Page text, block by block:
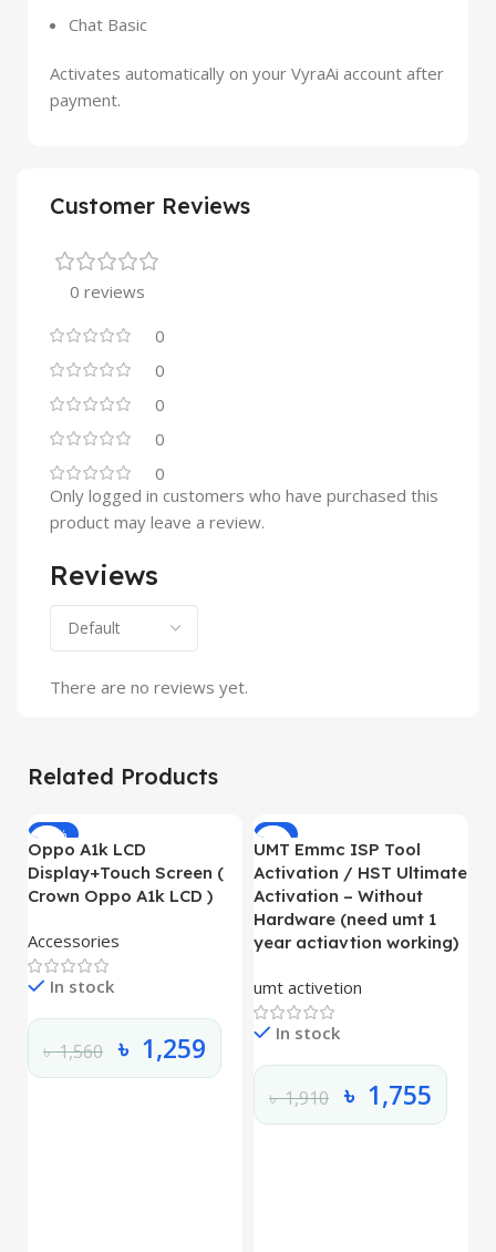
Chat Basic
Activates automatically on your VyraAi account after
payment.
Customer Reviews
0 reviews
0
0
0
0
0
Reviews
There are no reviews yet.
Only logged in customers who have purchased this
product may leave a review.
Related Products
-19%
Oppo A1k LCD
Display+Touch Screen (
Crown Oppo A1k LCD )
Accessories
In stock
৳1,560 ৳ 1,259
-8%
UMT Emmc ISP Tool
Activation / HST Ultimate
Activation – Without
Hardware (need umt 1
year actiavtion working)
umt activetion
In stock
৳1,910 ৳ 1,755